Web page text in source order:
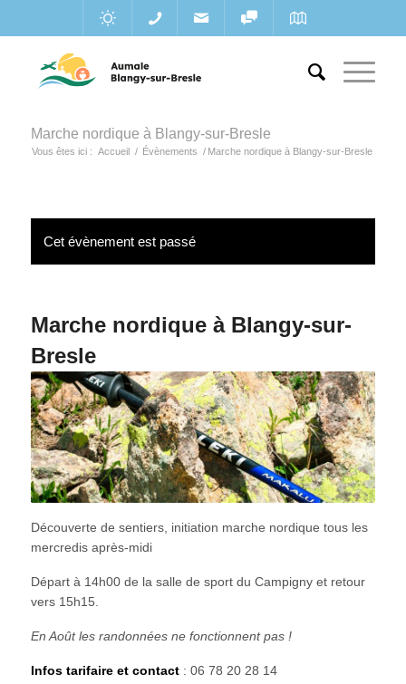
Marche nordique à Blangy-sur-Bresle
Vous êtes ici : Accueil / Évènements / Marche nordique à Blangy-sur-Bresle
Cet évènement est passé
Marche nordique à Blangy-sur-
Bresle
Découverte de sentiers, initiation marche nordique tous les
mercredis après-midi
Départ à 14h00 de la salle de sport du Campigny et retour
vers 15h15.
En Août les randonnées ne fonctionnent pas !
Infos tarifaire et contact: 06 78 20 28 14